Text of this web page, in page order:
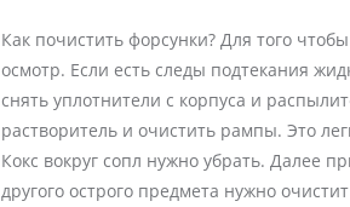
Как почистить форсунки? Для того
осмотр. Если есть следы подтекания
снять уплотнители с корпуса и
растворитель и очистить рампы. Это
Кокс вокруг сопл нужно убрать. Далее
другого острого предмета нужно